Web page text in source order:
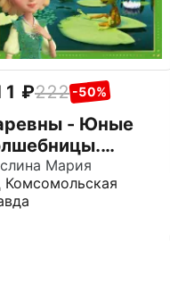
222 -50%
- Юные
№3,
- сентябрь
История.
Мария